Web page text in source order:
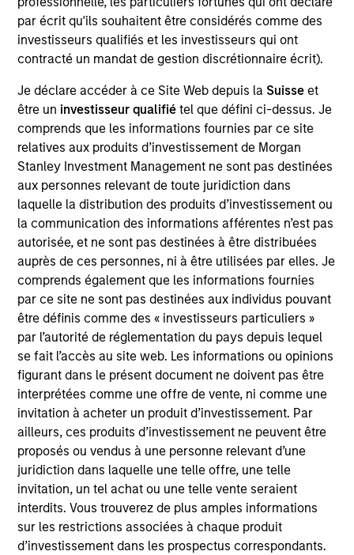
par écrit qu'ils souhaitent être considérés comme des
investisseurs qualifiés et les investisseurs qui ont
contracté un mandat de gestion discrétionnaire écrit).
Je déclare accéder à ce Site Web depuis la Suisse et
être un investisseur qualifiétel que défini ci-dessus. Je
comprends que les informations fournies par ce site
relatives aux produits d’investissement de Morgan
Stanley Investment Management ne sont pas destinées
aux personnes relevant de toute juridiction dans
laquelle la distribution des produits d’investissement ou
la communication des informations afférentes n’est pas
autorisée, et ne sont pas destinées à être distribuées
auprès de ces personnes, ni à être utilisées par elles. Je
comprends également que les informations fournies
par ce site ne sont pas destinées aux individus pouvant
être définis comme des « investisseurs particuliers »
par l’autorité de réglementation du pays depuis lequel
se fait l’accès au site web. Les informations ou opinions
figurant dans le présent document ne doivent pas être
interprétées comme une offre de vente, ni comme une
invitation à acheter un produit d’investissement. Par
ailleurs, ces produits d’investissement ne peuvent être
proposés ou vendus à une personne relevant d’une
juridiction dans laquelle une telle offre, une telle
invitation, un tel achat ou une telle vente seraient
interdits. Vous trouverez de plus amples informations
sur les restrictions associées à chaque produit
d’investissement dans les prospectus correspondants.
Le fonds Global Fixed Income Opportunities
s'appuie sur une évaluation macroéconomique
« top-down » pour déterminer le positionnement
bêta optimal du portefeuille, associée à une
analyse quantitative et fondamentale « bottom-
up » rigoureuse qui guide nos décisions de gestion
active. Notre approche de la gestion d'une
stratégie active et flexible consiste à générer des
rendements ajustés du risque attractifs en créant
un portefeuille hautement diversifié construit à
partir d'un large éventail d'actifs obligataires, tout
en portant une grande attention à la corrélation
entre les classes d'actifs afin de combiner les
risques de façon optimale.
La valeur des investissements et les revenus qui
en découlent varieront et rien ne garantit que le
Fonds atteigne ses objectifs d’investissement.
Caractéristiques du fonds